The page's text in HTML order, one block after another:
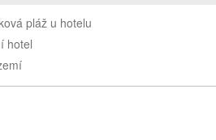
pláž u hotelu
hotel